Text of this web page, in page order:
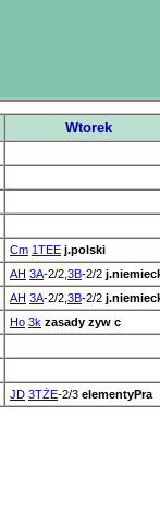
Wtorek
Cm 1TEE j.polski
AH 3A-2/2, 3B-2/2
AH 3A-2/2, 3B-2/2
Ho 3k zasady zyw c
JD 3TŻE-2/3 elementyPra